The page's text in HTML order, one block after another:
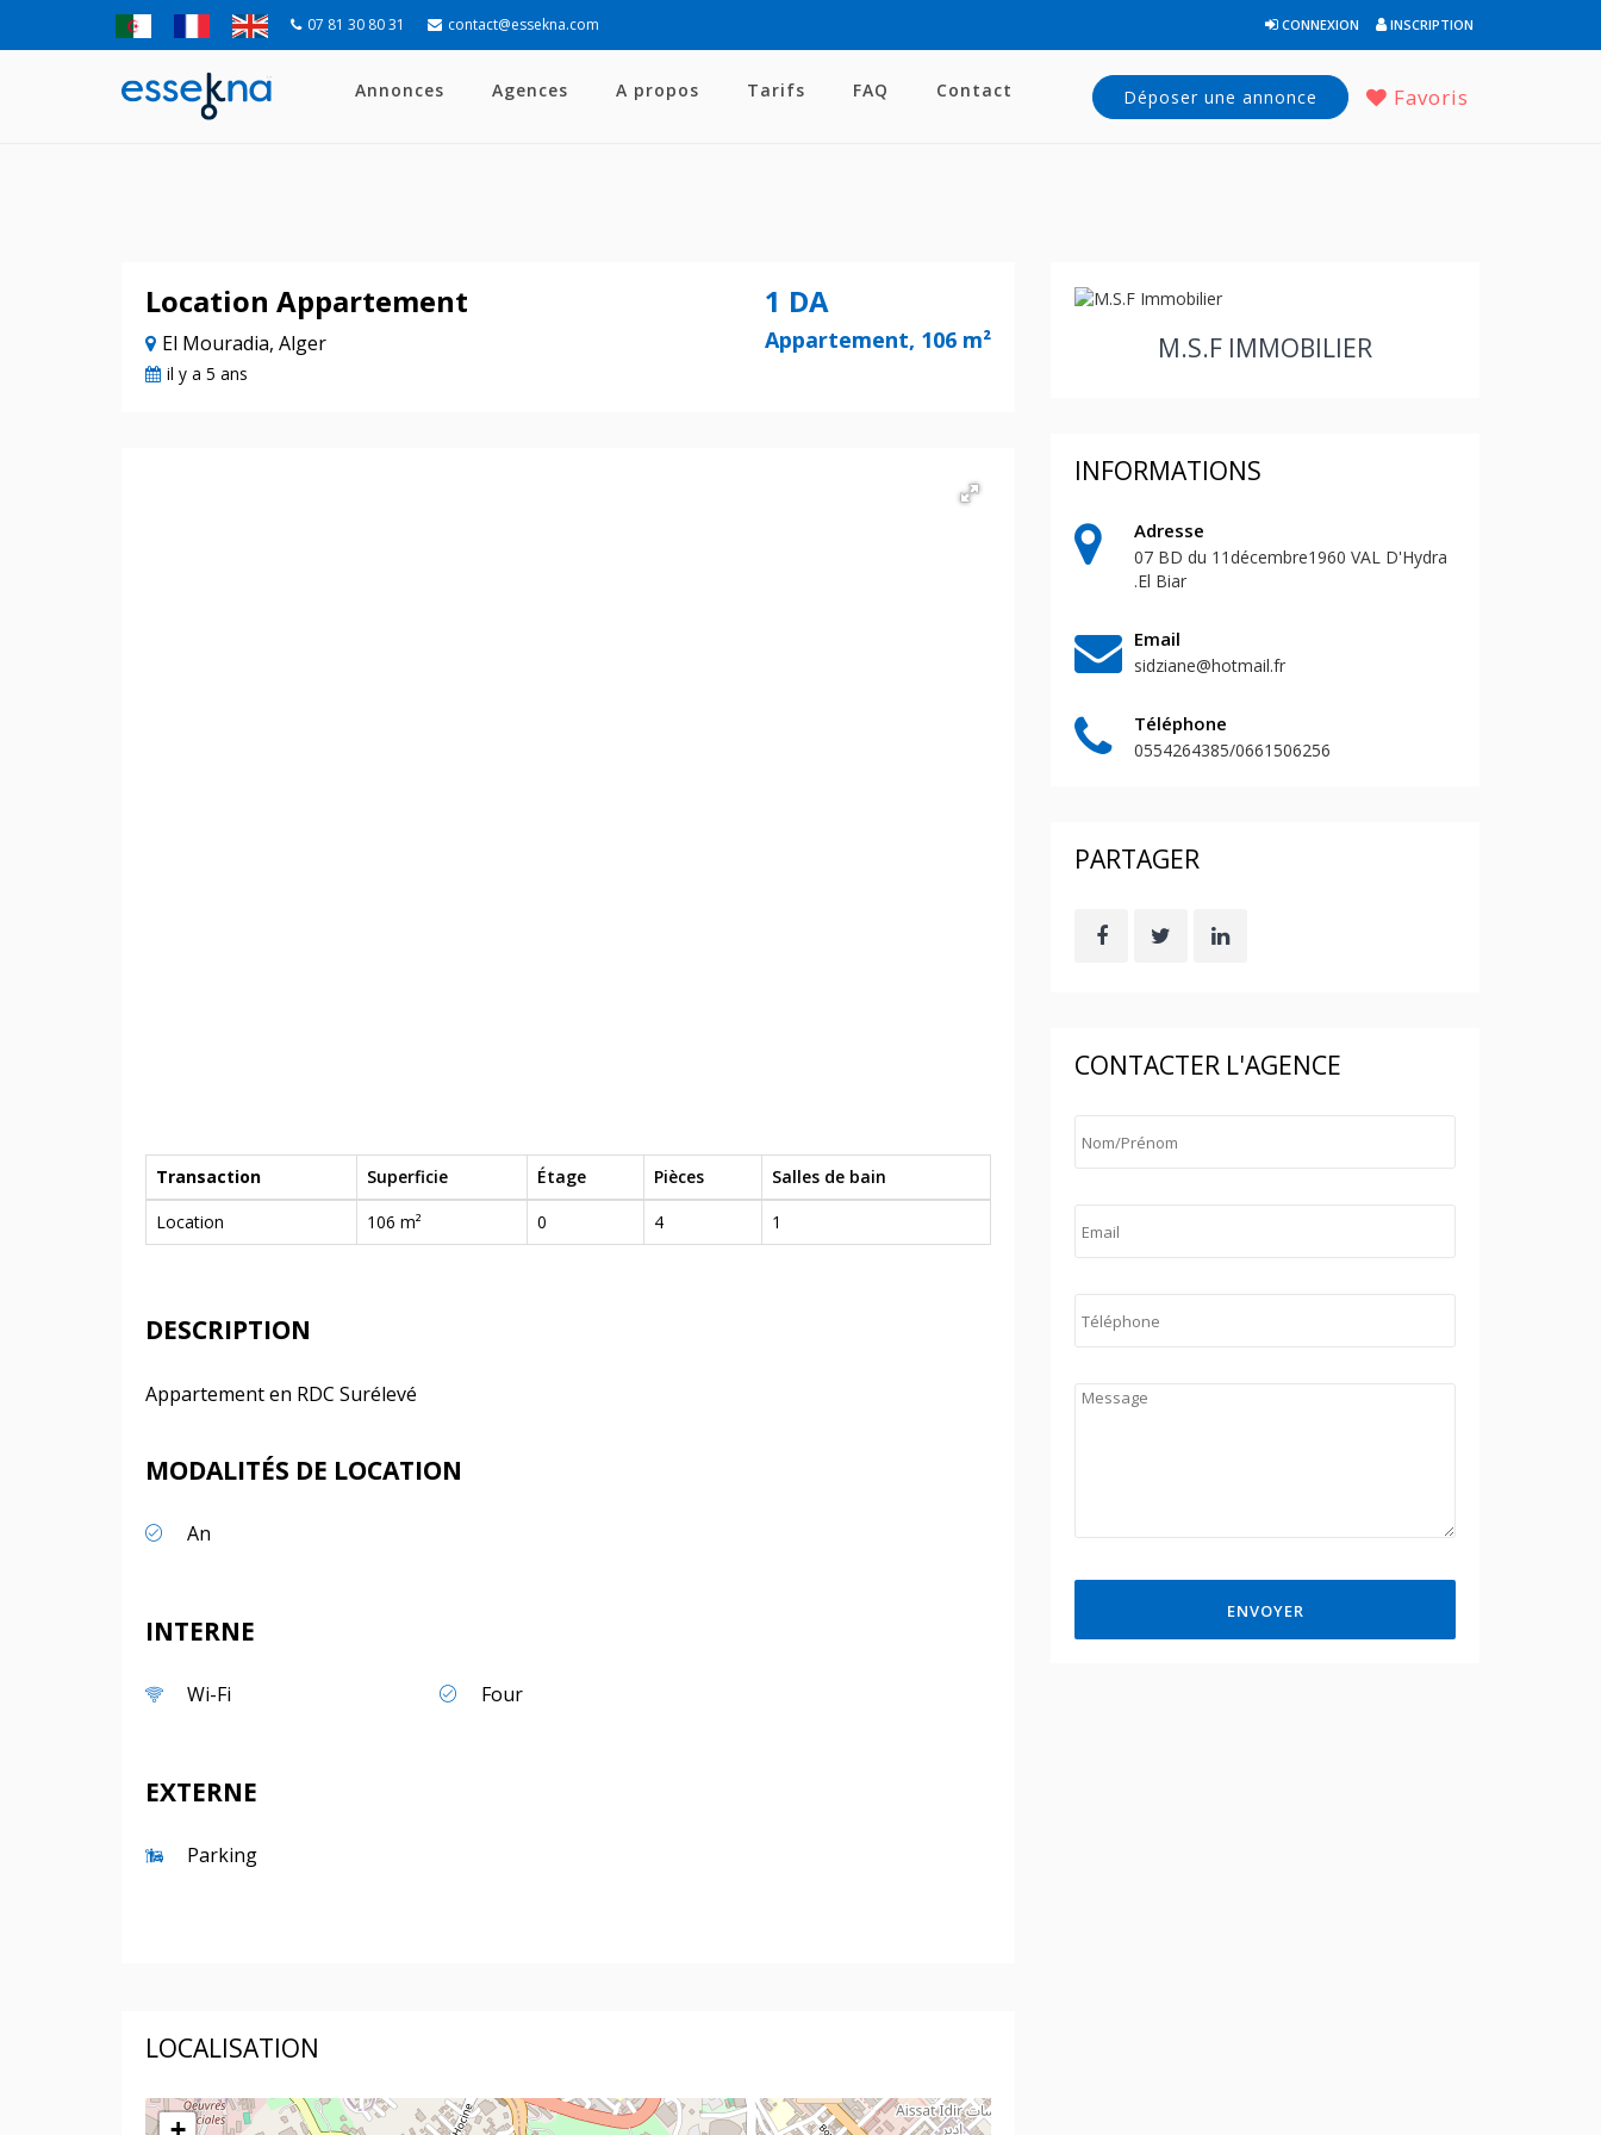
07 81 30 80 31 contact@essekna.com CONNEXION INSCRIPTION
Annonces Agences A propos Tarifs FAQ Contact Déposer une annonce Favoris
Location Appartement
El Mouradia, Alger
il y a 5 ans
1 DA
Appartement, 106 m²
Transaction Superficie Étage Pièces
Salles de bain
Location
106 m² 0 4 1
DESCRIPTION
Appartement en RDC Surélevé
MODALITÉS DE LOCATION
An
INTERNE
Wi-Fi Four
EXTERNE
Parking
LOCALISATION
M.S.F IMMOBILIER
INFORMATIONS
Adresse
07 BD du 11décembre1960 VAL D'Hydra
.El Biar
Email
sidziane@hotmail.fr
Téléphone
0554264385/0661506256
PARTAGER
CONTACTER L'AGENCE
ENVOYER